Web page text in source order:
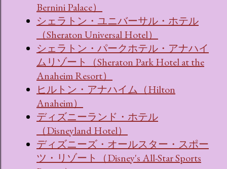
Bernini Palace）
シェラトン・ユニバーサル・ホテル
（Sheraton Universal Hotel）
シェラトン・パークホテル・アナハイ
ムリゾート（Sheraton Park Hotel at the
Anaheim Resort）
ヒルトン・アナハイム（Hilton
Anaheim）
ディズニーランド・ホテル
（Disneyland Hotel）
ディズニーズ・オールスター・スポー
ツ・リゾート（Disney's All-Star Sports